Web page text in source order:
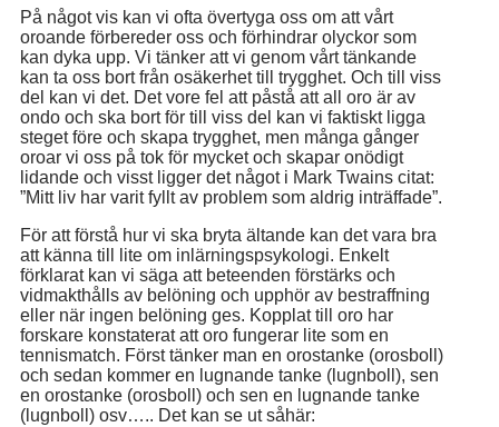
På något vis kan vi ofta övertyga oss om att vårt
oroande förbereder oss och förhindrar olyckor som
kan dyka upp. Vi tänker att vi genom vårt tänkande
kan ta oss bort från osäkerhet till trygghet. Och till viss
del kan vi det. Det vore fel att påstå att all oro är av
ondo och ska bort för till viss del kan vi faktiskt ligga
steget före och skapa trygghet, men många gånger
oroar vi oss på tok för mycket och skapar onödigt
lidande och visst ligger det något i Mark Twains citat:
”Mitt liv har varit fyllt av problem som aldrig inträffade”.
För att förstå hur vi ska bryta ältande kan det vara bra
att känna till lite om inlärningspsykologi. Enkelt
förklarat kan vi säga att beteenden förstärks och
vidmakthålls av belöning och upphör av bestraffning
eller när ingen belöning ges. Kopplat till oro har
forskare konstaterat att oro fungerar lite som en
tennismatch. Först tänker man en orostanke (orosboll)
och sedan kommer en lugnande tanke (lugnboll), sen
en orostanke (orosboll) och sen en lugnande tanke
(lugnboll) osv….. Det kan se ut såhär: